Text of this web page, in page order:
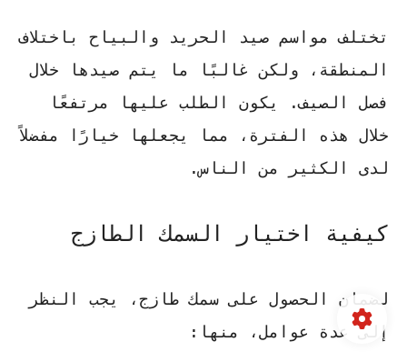
تختلف مواسم صيد الحريد والبياح باختلاف
المنطقة، ولكن غالبًا ما يتم صيدها خلال
فصل الصيف. يكون الطلب عليها مرتفعًا
خلال هذه الفترة، مما يجعلها خيارًا مفضلاً
لدى الكثير من الناس.
كيفية اختيار السمك الطازج
لضمان الحصول على سمك طازج، يجب النظر
إلى عدة عوامل، منها: